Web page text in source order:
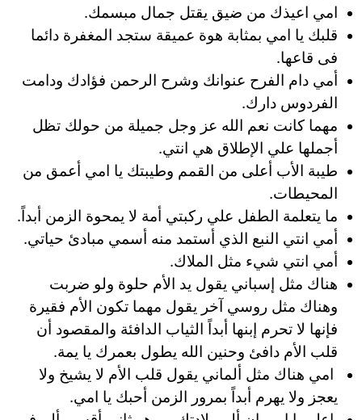
امي اعيذك من ضيق يقتل جمال مبسمك.
قلبك يا امي بمثابة هوة عميقة ستجد المغفرة دائما
فى قاعها.
أمي دام الفرح عنوانك وشرح الرحمن فؤادك ودامت
الفردوس دارك.
مهما كانت نعم الله عز وجل جميلة من حولك تظل
أجملها علي الإطلاق هي انتي.
طيبة الأب أعلى من القمم وطيبتك يا امي أعمق من
المحيطات.
ما يتعلمة الطفل علي ركبتي أمة لا يمحوة الزمن أبداً.
أمي انتي النبع الذي أستمد منه أسمي مبادئ حياتي.
أمي انتي شيء مثل الملاك.
هناك مثل إسباني يقول يد الأم حلوة ولو ضربت
وهناك مثل روسي آخر يقول مهما تكون الأم فقيرة
فإنها لا تحرم إبنها أبداً الثياب الدافئة والمقصود أن
قلب الأم دافئ وحنين الله يطول بعمرك يا يمة.
امي هناك مثل ألماني يقول قلب الأم لا يشيخ ولا
يعجز ولا يهرم أبداً بمرور الزمن أحبك يا امي.